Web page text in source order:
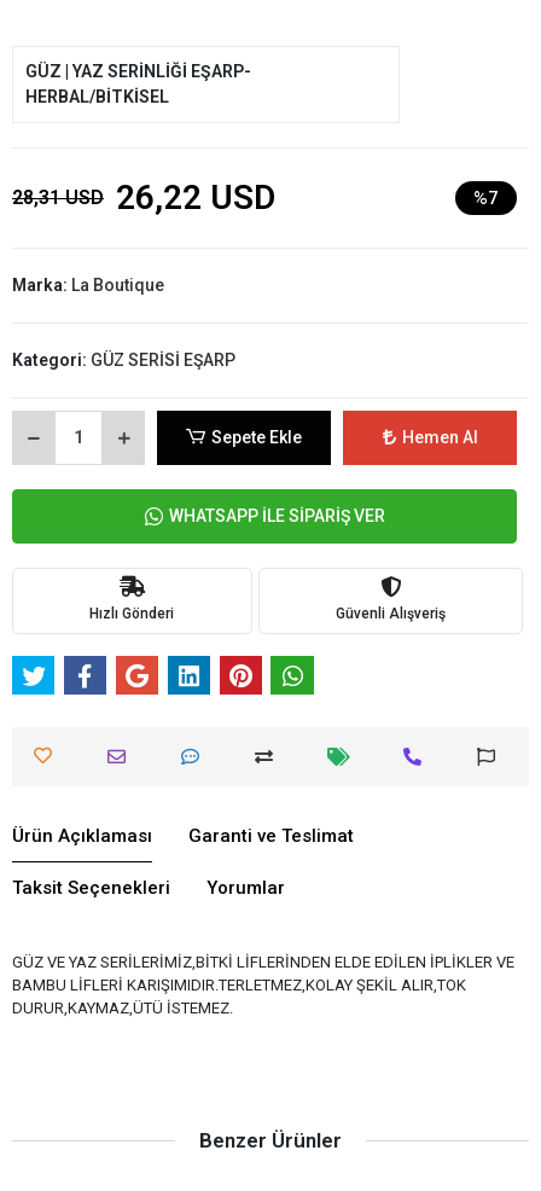
GÜZ | YAZ SERİNLİĞİ EŞARP-
HERBAL/BİTKİSEL
28,31 USD 26,22 USD %7
Marka: La Boutique
Kategori: GÜZ SERİSİ EŞARP
Sepete Ekle Hemen Al
WHATSAPP İLE SİPARİŞ VER
Hızlı Gönderi Güvenli Alışveriş
Ürün Açıklaması Garanti ve Teslimat
Taksit Seçenekleri Yorumlar
GÜZ VE YAZ SERİLERİMİZ,BİTKİ LİFLERİNDEN ELDE EDİLEN İPLİKLER VE
BAMBU LİFLERİ KARIŞIMIDIR.TERLETMEZ,KOLAY ŞEKİL ALIR,TOK
DURUR,KAYMAZ,ÜTÜ İSTEMEZ.
Benzer Ürünler